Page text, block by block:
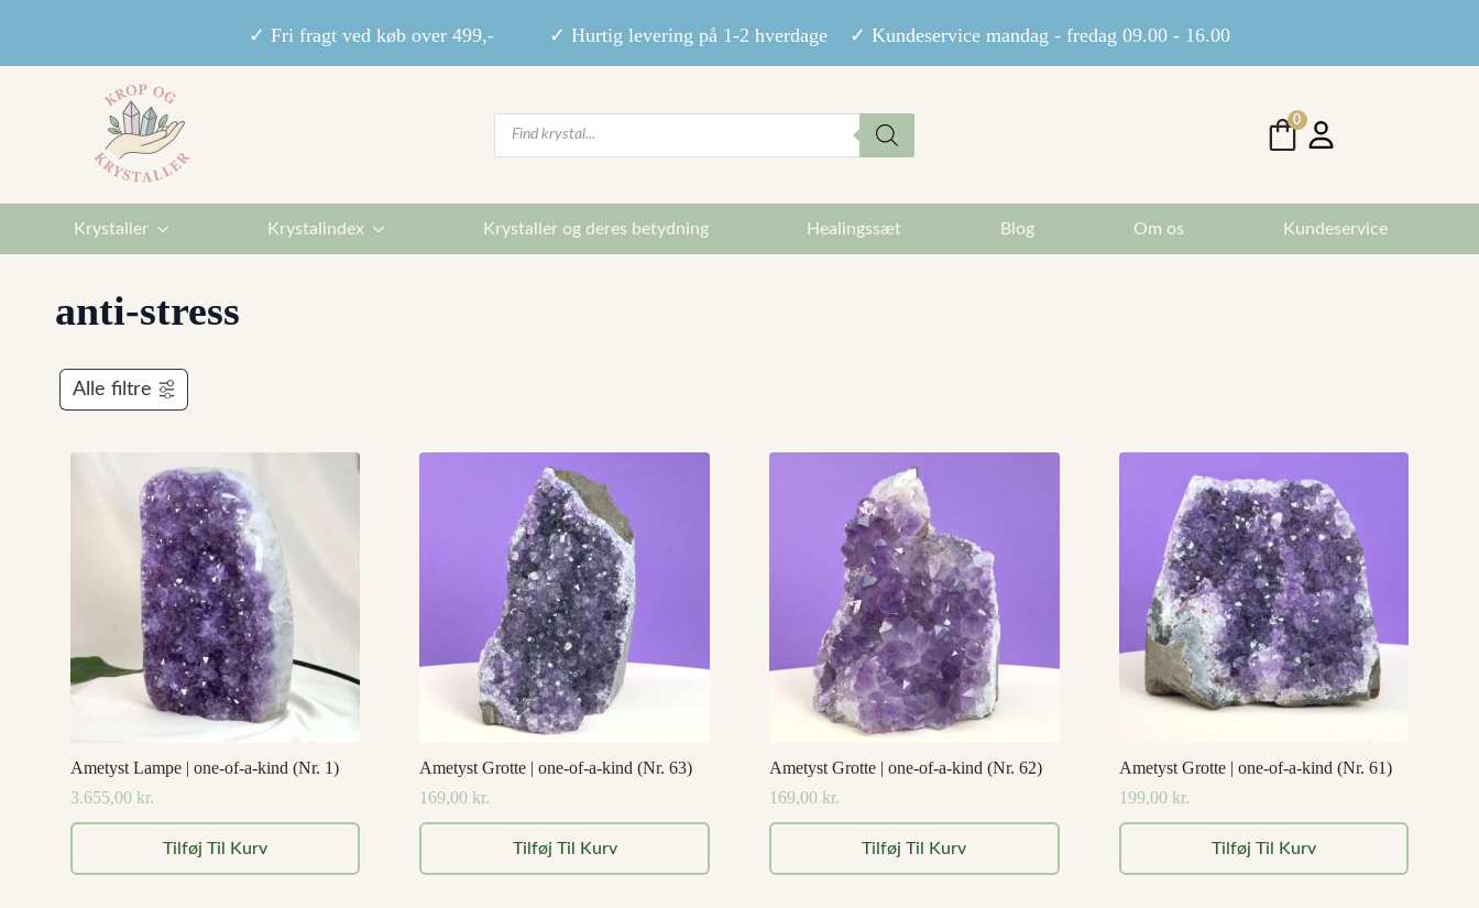
✓ Fri fragt ved køb over 499,- ✓ Hurtig levering på 1-2 hverdage ✓ Kundeservice mandag - fredag 09.00 - 16.00
Products
search
0
Krystaller Krystalindex Krystaller og deres betydning Healingssæt Blog Om os Kundeservice
anti-stress
Alle filtre
Ametyst Lampe | one-of-a-kind (Nr. 1)
3.655,00 kr.
Tilføj Til Kurv
Ametyst Grotte | one-of-a-kind (Nr. 63)
169,00 kr.
Tilføj Til Kurv
Ametyst Grotte | one-of-a-kind (Nr. 62)
169,00 kr.
Tilføj Til Kurv
Ametyst Grotte | one-of-a-kind (Nr. 61)
199,00 kr.
Tilføj Til Kurv